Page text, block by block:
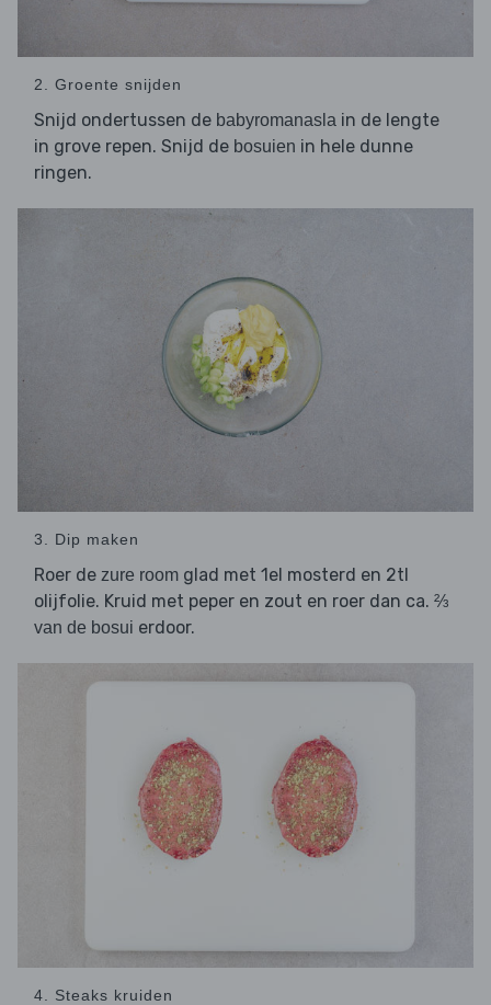
2. Groente snijden
Snijd ondertussen de babyromanasla in de lengte
in grove repen. Snijd de bosuien in hele dunne
ringen.
3. Dip maken
Roer de zure room glad met 1el mosterd en 2tl
olijfolie. Kruid met peper en zout en roer dan ca. ⅔
van de bosui erdoor.
4. Steaks kruiden